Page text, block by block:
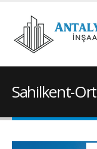
Sahilkent-